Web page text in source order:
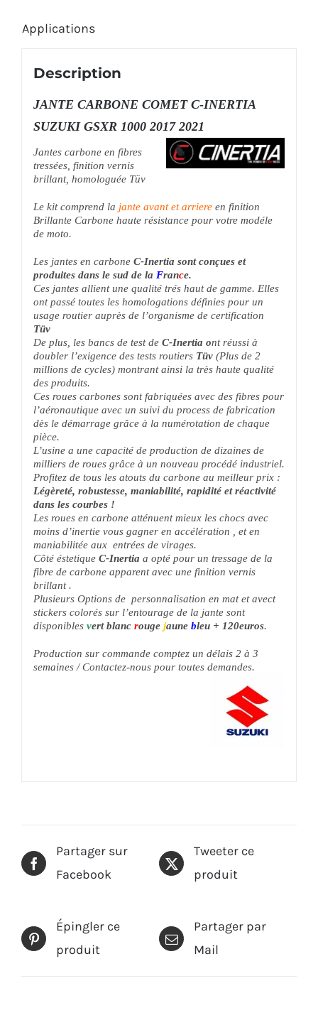
Applications
Description
JANTE CARBONE COMET C-INERTIA
SUZUKI GSXR 1000 2017 2021
Jantes carbone en fibres
tressées, finition vernis
brillant, homologuée Tüv
Le kit comprend la jante avant et arriereen finition
Brillante Carbone haute résistance pour votre modéle
de moto.
Les jantes en carbone C-Inertia sont conçues et
produites dans le sud de la France.
Ces jantes allient une qualité trés haut de gamme. Elles
ont passé toutes les homologations définies pour un
usage routier auprès de l’organisme de certification
Tüv
De plus, les bancs de test de C-Inertia ont réussi à
doubler l’exigence des tests routiers Tüv(Plus de 2
millions de cycles) montrant ainsi la très haute qualité
des produits.
Ces roues carbones sont fabriquées avec des fibres pour
l’aéronautique avec un suivi du process de fabrication
dès le démarrage grâce à la numérotation de chaque
pièce.
L’usine a une capacité de production de dizaines de
milliers de roues grâce à un nouveau procédé industriel.
Profitez de tous les atouts du carbone au meilleur prix :
Légèreté, robustesse, maniabilité, rapidité et réactivité
dans les courbes !
Les roues en carbone atténuent mieux les chocs avec
moins d’inertie vous gagner en accélération , et en
maniabilitée aux entrées de virages.
Côté éstetique C-Inertia a opté pour un tressage de la
fibre de carbone apparent avec une finition vernis
brillant .
Plusieurs Options de personnalisation en mat et avect
stickers colorés sur l’entourage de la jante sont
disponibles vert blanc rouge jaune bleu + 120euros.
Production sur commande comptez un délais 2 à 3
semaines / Contactez-nous pour toutes demandes.
Partager sur
Facebook
Tweeter ce
produit
Épingler ce
produit
Partager par
Mail